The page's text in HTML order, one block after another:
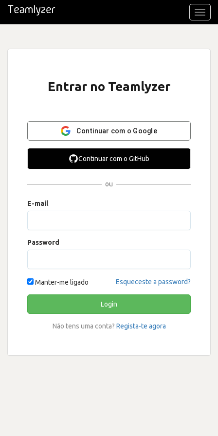
Entrar no Teamlyzer
Continuar com o Google
Continuar com o GitHub
ou
E-mail
Password
Manter-me ligado Esqueceste a password?
Login
Não tens uma conta? Regista-te agora